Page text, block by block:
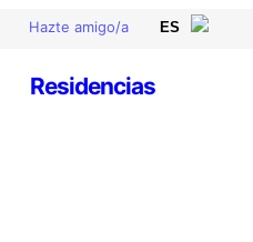
Hazte amigo/a
Residencias